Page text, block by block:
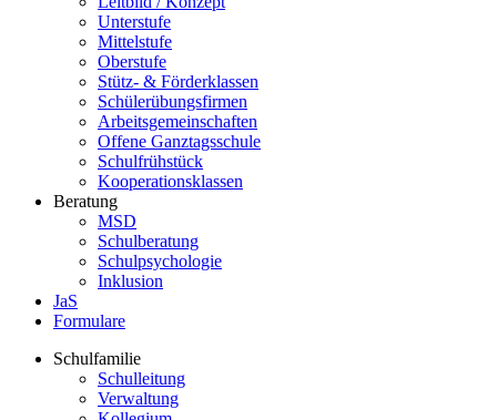
Unterstufe
Mittelstufe
Oberstufe
Stütz- & Förderklassen
Schülerübungsfirmen
Arbeitsgemeinschaften
Offene Ganztagsschule
Schulfrühstück
Kooperationsklassen
Beratung
MSD
Schulberatung
Schulpsychologie
Inklusion
JaS
Formulare
Schulfamilie
Schulleitung
Verwaltung